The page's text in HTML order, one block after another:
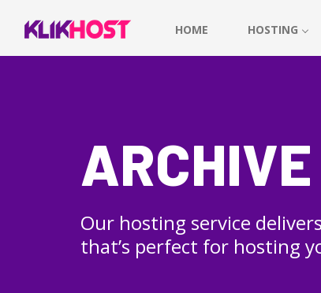
HOME HOSTING
ARCHIVE
Our hosting service
that’s perfect for hosting